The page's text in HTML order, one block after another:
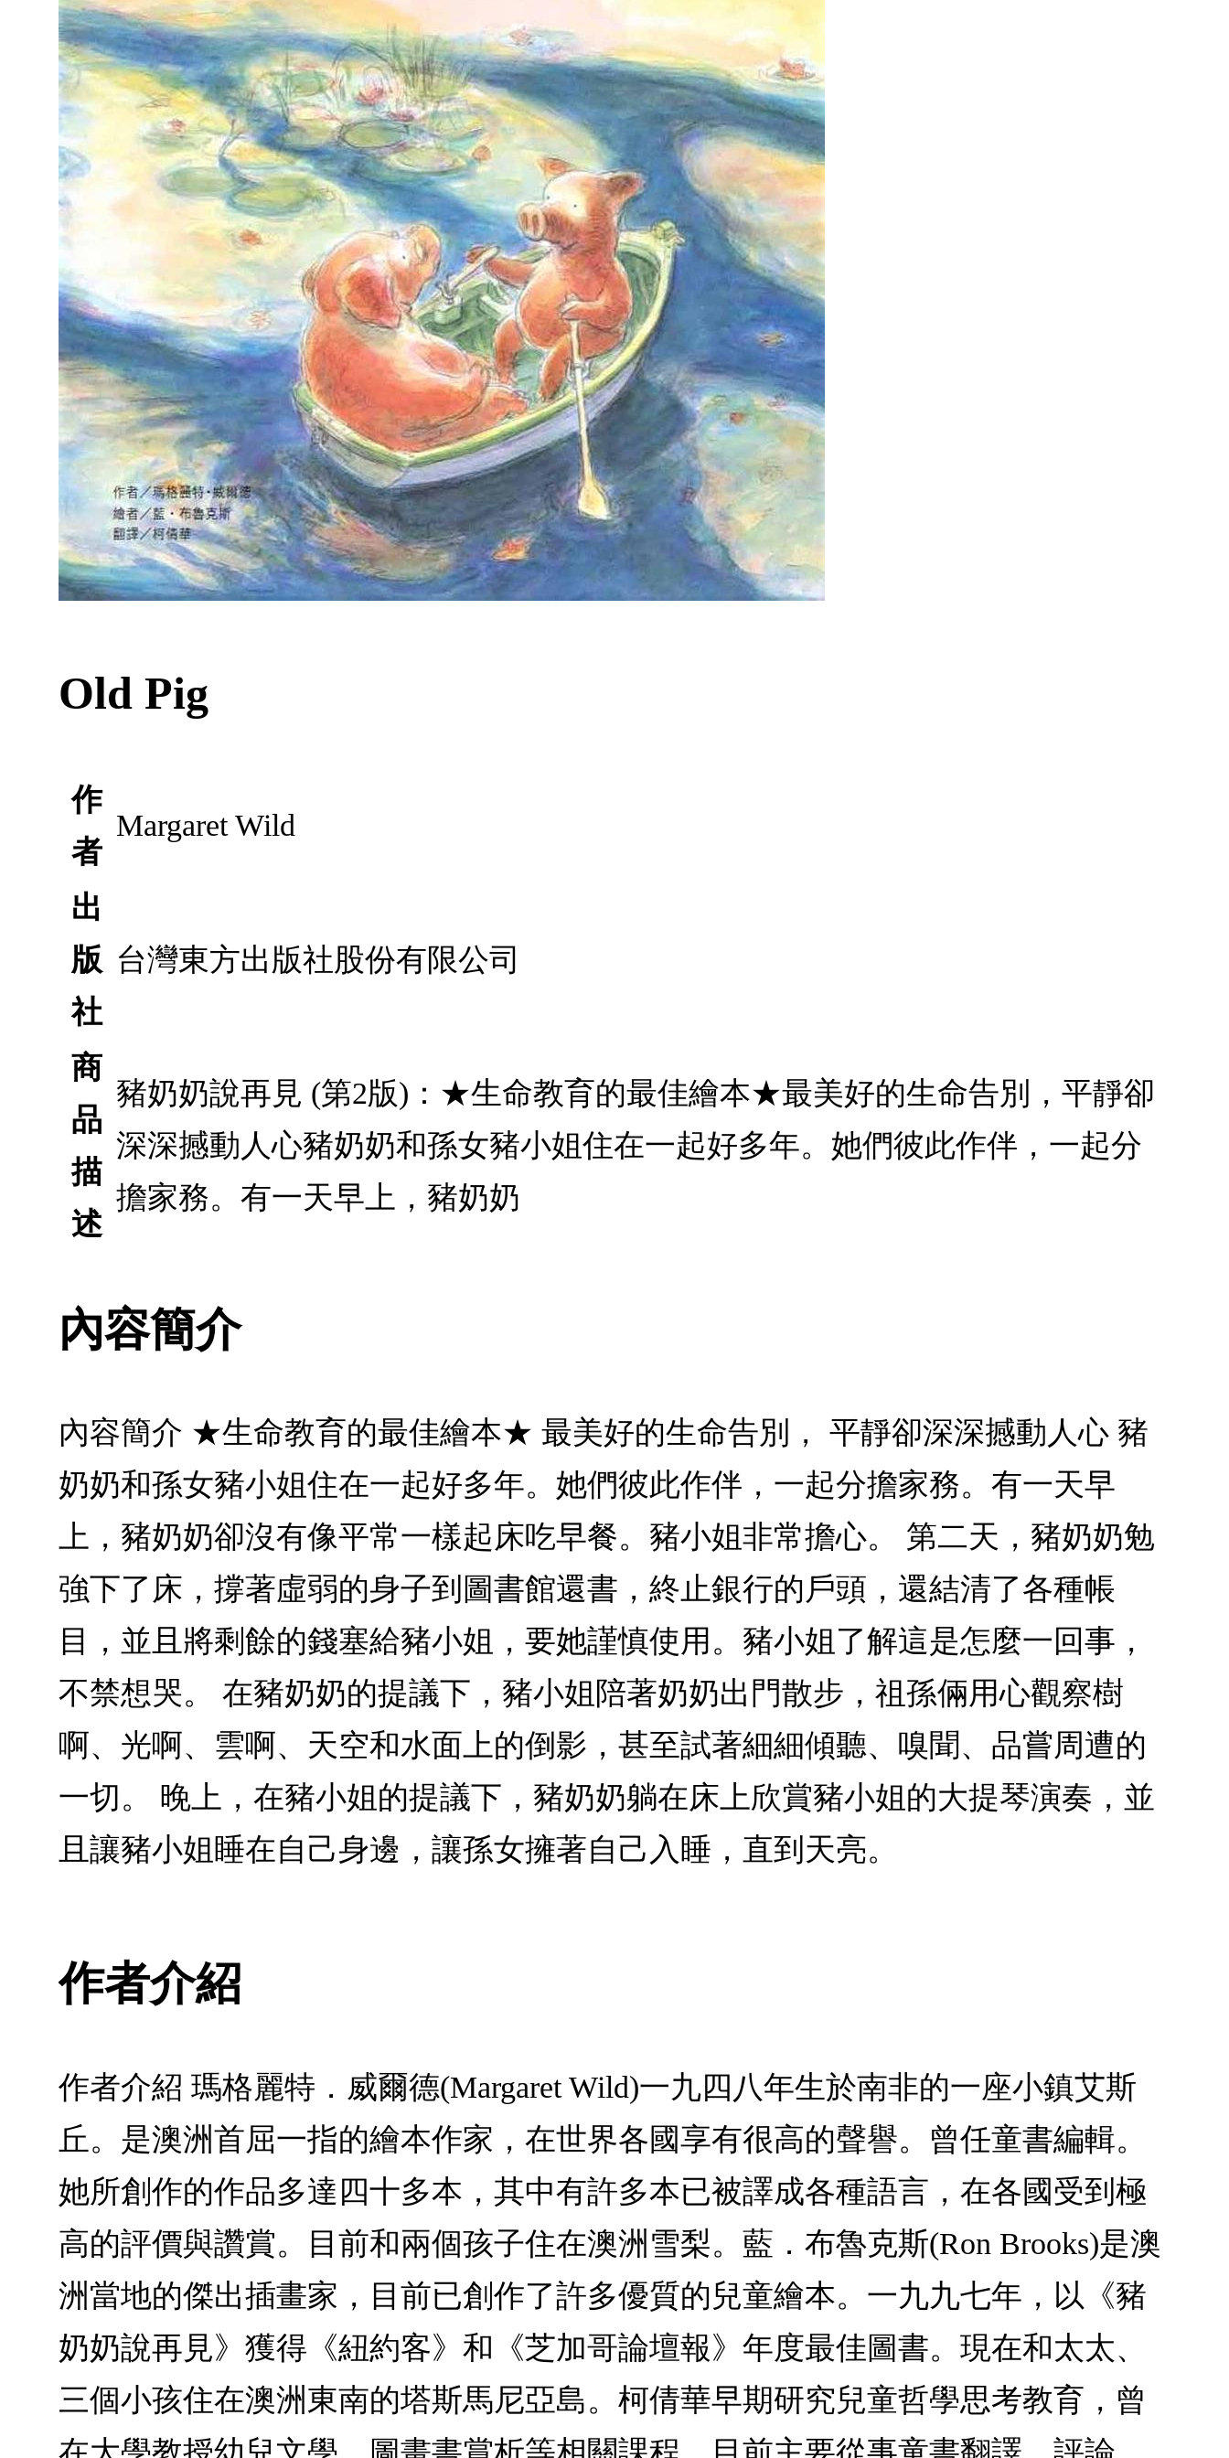
Old Pig
作
者
Margaret Wild
出
版
社
台灣東方出版社股份有限公司
商
品
描
述
豬奶奶說再見 (第2版)：★生命教育的最佳繪本★最美好的生命告別，平靜卻
深深撼動人心豬奶奶和孫女豬小姐住在一起好多年。她們彼此作伴，一起分
擔家務。有一天早上，豬奶奶
內容簡介
內容簡介 ★生命教育的最佳繪本★ 最美好的生命告別， 平靜卻深深撼動人心 豬
奶奶和孫女豬小姐住在一起好多年。她們彼此作伴，一起分擔家務。有一天早
上，豬奶奶卻沒有像平常一樣起床吃早餐。豬小姐非常擔心。 第二天，豬奶奶勉
強下了床，撐著虛弱的身子到圖書館還書，終止銀行的戶頭，還結清了各種帳
目，並且將剩餘的錢塞給豬小姐，要她謹慎使用。豬小姐了解這是怎麼一回事，
不禁想哭。 在豬奶奶的提議下，豬小姐陪著奶奶出門散步，祖孫倆用心觀察樹
啊、光啊、雲啊、天空和水面上的倒影，甚至試著細細傾聽、嗅聞、品嘗周遭的
一切。 晚上，在豬小姐的提議下，豬奶奶躺在床上欣賞豬小姐的大提琴演奏，並
且讓豬小姐睡在自己身邊，讓孫女擁著自己入睡，直到天亮。
作者介紹
作者介紹 瑪格麗特．威爾德(Margaret Wild)一九四八年生於南非的一座小鎮艾斯
丘。是澳洲首屈一指的繪本作家，在世界各國享有很高的聲譽。曾任童書編輯。
她所創作的作品多達四十多本，其中有許多本已被譯成各種語言，在各國受到極
高的評價與讚賞。目前和兩個孩子住在澳洲雪梨。藍．布魯克斯(Ron Brooks)是澳
洲當地的傑出插畫家，目前已創作了許多優質的兒童繪本。一九九七年，以《豬
奶奶說再見》獲得《紐約客》和《芝加哥論壇報》年度最佳圖書。現在和太太、
三個小孩住在澳洲東南的塔斯馬尼亞島。柯倩華早期研究兒童哲學思考教育，曾